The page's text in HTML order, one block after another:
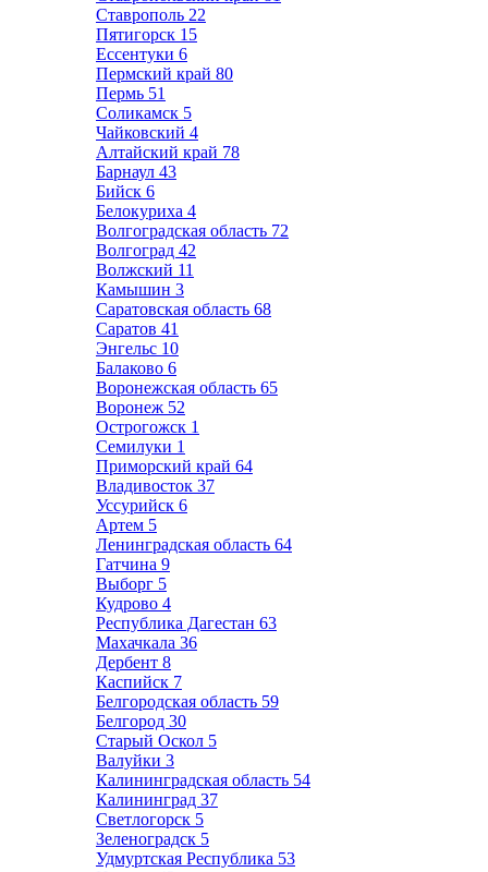
Ставрополь 22
Пятигорск 15
Ессентуки 6
Пермский край 80
Пермь 51
Соликамск 5
Чайковский 4
Алтайский край 78
Барнаул 43
Бийск 6
Белокуриха 4
Волгоградская область 72
Волгоград 42
Волжский 11
Камышин 3
Саратовская область 68
Саратов 41
Энгельс 10
Балаково 6
Воронежская область 65
Воронеж 52
Острогожск 1
Семилуки 1
Приморский край 64
Владивосток 37
Уссурийск 6
Артем 5
Ленинградская область 64
Гатчина 9
Выборг 5
Кудрово 4
Республика Дагестан 63
Махачкала 36
Дербент 8
Каспийск 7
Белгородская область 59
Белгород 30
Старый Оскол 5
Валуйки 3
Калининградская область 54
Калининград 37
Светлогорск 5
Зеленоградск 5
Удмуртская Республика 53